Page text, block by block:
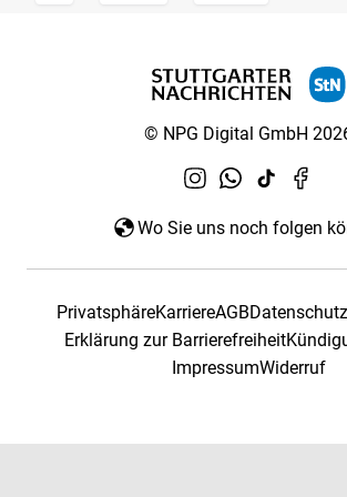
© NPG Digital GmbH
Wo Sie uns noch folgen
PrivatsphäreKarriereAGBDatenschutz
Erklärung zur Barrierefreiheit
ImpressumWiderruf